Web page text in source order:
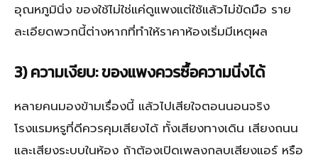
อุณหภูมินิ่ง ของใช้ไม่ใช่แค่ดูแพงแต่ใช้แล้วไม่ขัดมือ ราย
ละเอียดพวกนี้ต่างหากที่ทำให้ราคาห้องเริ่มมีเหตุผล
3) ความเงียบ: ของแพงควรซื้อความนิ่งได้
หลายคนมองข้ามเรื่องนี้ แล้วไปเสียใจตอนนอนจริง
โรงแรมหรูที่ดีควรคุมเสียงได้ ทั้งเสียงทางเดิน เสียงถนน
และเสียงระบบในห้อง ถ้าต้องเปิดเพลงกลบเสียงแอร์ หรือ